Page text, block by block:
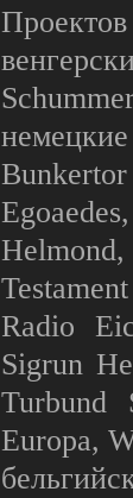
Radio
Sigrun
Turbund
Europa,